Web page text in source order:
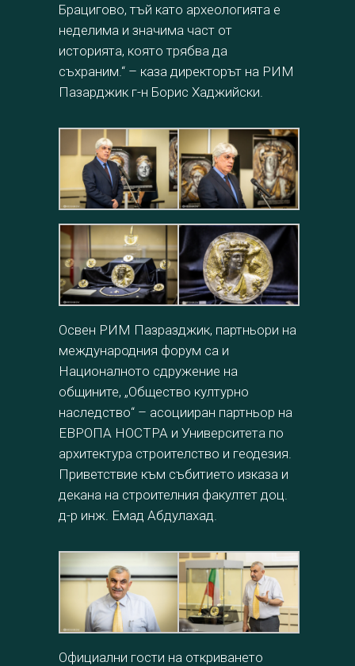
Брацигово, тъй като археологията е
неделима и значима част от
историята, която трябва да
съхраним.“ – каза директорът на РИМ
Пазарджик г-н Борис Хаджийски.
Освен РИМ Пазразджик, партньори на
международния форум са и
Националното сдружение на
общините, „Общество културно
наследство“ – асоцииран партньор на
ЕВРОПА НОСТРА и Университета по
архитектура строителство и геодезия.
Приветствие към събитието изказа и
декана на строителния факултет доц.
д-р инж. Емад Абдулахад.
Официални гости на откриването